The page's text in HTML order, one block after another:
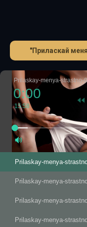
"Приласкай
Prilaskay-menya-strastno-
0:00
15:58
Prilaskay-menya-
Prilaskay-menya-
Prilaskay-menya-
Prilaskay-menya-